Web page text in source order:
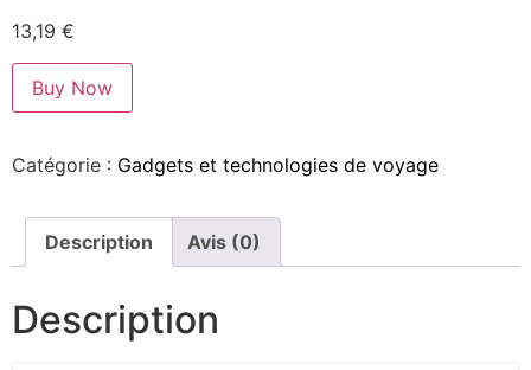
13,19 €
Buy Now
Catégorie : Gadgets et technologies de voyage
Description Avis (0)
Description